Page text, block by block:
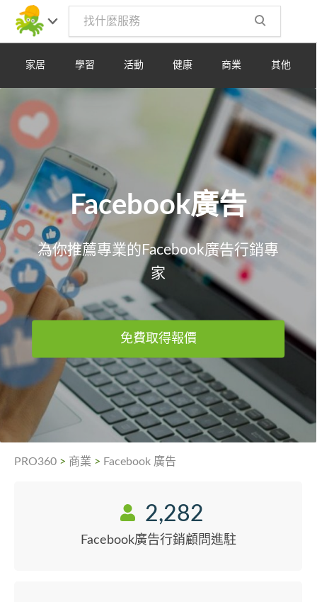
家居 學習 活動 健康 商業 其他
Facebook廣告
為你推薦專業的Facebook廣告行銷專
家
免費取得報價
PRO360 > 商業 > Facebook 廣告
2,282
Facebook廣告行銷顧問進駐